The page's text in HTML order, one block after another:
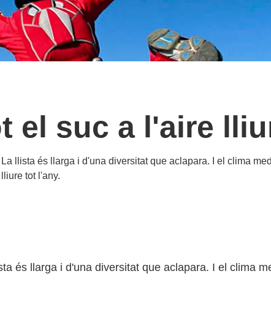
el suc a l'aire
llista és llarga i d'una diversitat que aclapara. I el clima
tot l'any.
és llarga i d'una diversitat que aclapara. I el clima